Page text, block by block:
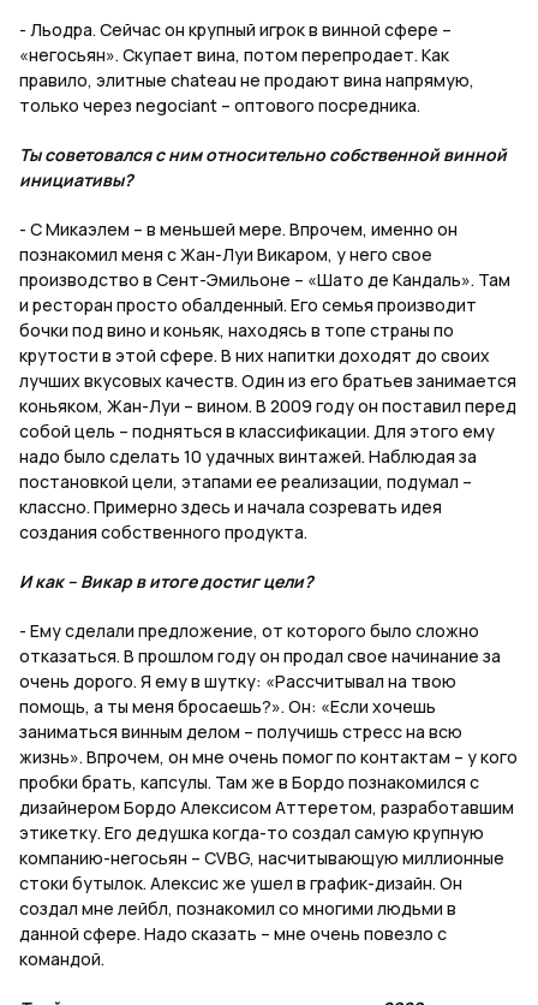
- Льодра. Сейчас он крупный игрок в винной сфере –
«негосьян». Cкупает вина, потом перепродает. Как
правило, элитные chateau не продают вина напрямую,
только через negociant – оптового посредника.
Ты советовался с ним относительно собственной винной
инициативы?
- С Микаэлем – в меньшей мере. Впрочем, именно он
познакомил меня с Жан-Луи Викаром, у него свое
производство в Сент-Эмильоне – «Шато де Кандаль». Там
и ресторан просто обалденный. Его семья производит
бочки под вино и коньяк, находясь в топе страны по
крутости в этой сфере. В них напитки доходят до своих
лучших вкусовых качеств. Один из его братьев занимается
коньяком, Жан-Луи – вином. В 2009 году он поставил перед
собой цель – подняться в классификации. Для этого ему
надо было сделать 10 удачных винтажей. Наблюдая за
постановкой цели, этапами ее реализации, подумал –
классно. Примерно здесь и начала созревать идея
создания собственного продукта.
И как – Викар в итоге достиг цели?
- Ему сделали предложение, от которого было сложно
отказаться. В прошлом году он продал свое начинание за
очень дорого. Я ему в шутку: «Рассчитывал на твою
помощь, а ты меня бросаешь?». Он: «Если хочешь
заниматься винным делом – получишь стресс на всю
жизнь». Впрочем, он мне очень помог по контактам – у кого
пробки брать, капсулы. Там же в Бордо познакомился с
дизайнером Бордо Алексисом Аттеретом, разработавшим
этикетку. Его дедушка когда-то создал самую крупную
компанию-негосьян – CVBG, насчитывающую миллионные
стоки бутылок. Алексис же ушел в график-дизайн. Он
создал мне лейбл, познакомил со многими людьми в
данной сфере. Надо сказать – мне очень повезло с
командой.